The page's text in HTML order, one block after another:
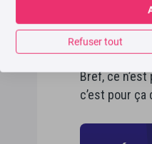
publications,
est à deux
Bref, ce
c’est pour ça
Refuser tout